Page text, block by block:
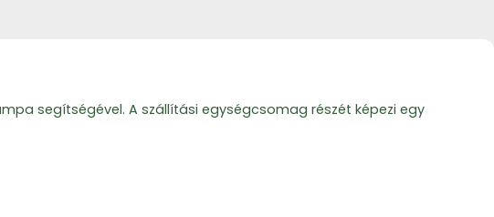
segítségével. A szállítási egységcsomag részét képezi egy